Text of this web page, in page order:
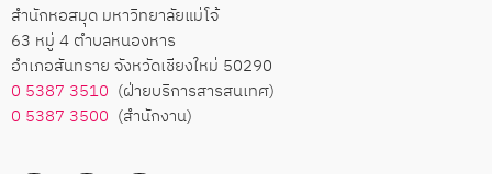
สำนักหอสมุด มหาวิทยาลัยแม่โจ้
63 หมู่ 4 ตำบลหนองหาร
อำเภอสันทราย จังหวัดเชียงใหม่ 50290
0 5387 3510 (ฝ่ายบริการสารสนเทศ)
0 5387 3500 (สำนักงาน)